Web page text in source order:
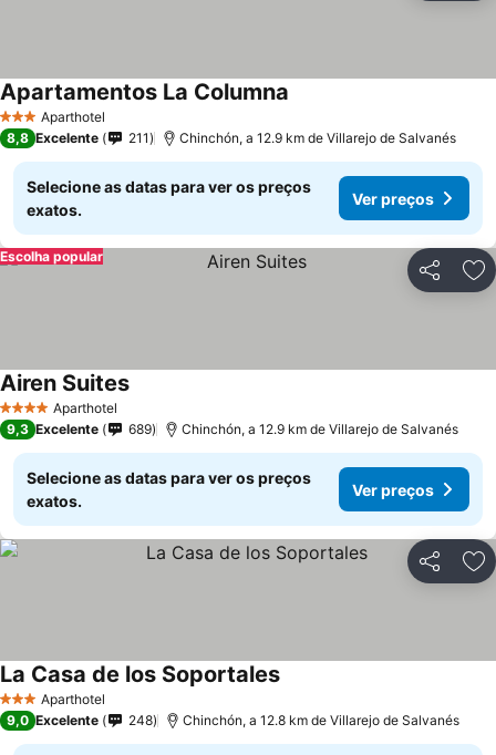
3 EstrelasAparthotel
Apartamentos La Columna
8,8 Excelente 211 Chinchón, a 12.9 km de Villarejo de Salvanés
Selecione as datas para ver os preços
exatos.
Ver preços
Partilhar
Escolha popular
4 EstrelasAparthotel
Airen Suites
9,3 Excelente 689 Chinchón, a 12.9 km de Villarejo de Salvanés
Selecione as datas para ver os preços
exatos.
Ver preços
Partilhar
3 EstrelasAparthotel
La Casa de los Soportales
9,0 Excelente 248 Chinchón, a 12.8 km de Villarejo de Salvanés